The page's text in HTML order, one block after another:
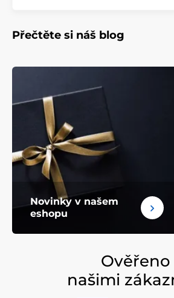
Přečtěte si náš blog
Novinky v našem
eshopu
Ověřeno
našimi